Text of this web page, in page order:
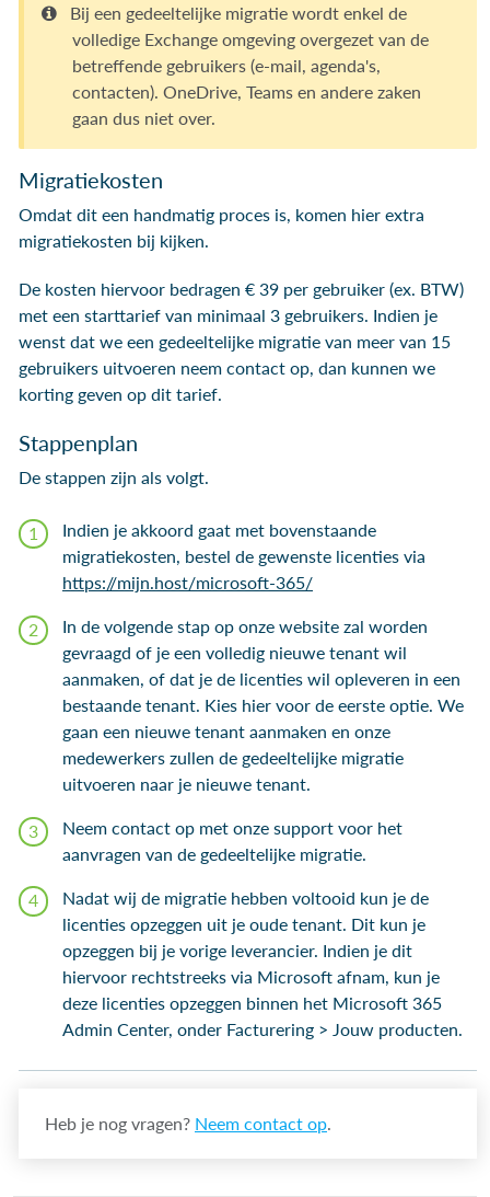
Bij een gedeeltelijke migratie wordt enkel de
volledige Exchange omgeving overgezet van de
betreffende gebruikers (e-mail, agenda's,
contacten). OneDrive, Teams en andere zaken
gaan dus niet over.
Migratiekosten
Omdat dit een handmatig proces is, komen hier extra
migratiekosten bij kijken.
De kosten hiervoor bedragen € 39 per gebruiker (ex. BTW)
met een starttarief van minimaal 3 gebruikers. Indien je
wenst dat we een gedeeltelijke migratie van meer van 15
gebruikers uitvoeren neem contact op, dan kunnen we
korting geven op dit tarief.
Stappenplan
De stappen zijn als volgt.
Indien je akkoord gaat met bovenstaande
migratiekosten, bestel de gewenste licenties via
https://mijn.host/microsoft-365/
In de volgende stap op onze website zal worden
gevraagd of je een volledig nieuwe tenant wil
aanmaken, of dat je de licenties wil opleveren in een
bestaande tenant. Kies hier voor de eerste optie. We
gaan een nieuwe tenant aanmaken en onze
medewerkers zullen de gedeeltelijke migratie
uitvoeren naar je nieuwe tenant.
Neem contact op met onze support voor het
aanvragen van de gedeeltelijke migratie.
Nadat wij de migratie hebben voltooid kun je de
licenties opzeggen uit je oude tenant. Dit kun je
opzeggen bij je vorige leverancier. Indien je dit
hiervoor rechtstreeks via Microsoft afnam, kun je
deze licenties opzeggen binnen het Microsoft 365
Admin Center, onder Facturering > Jouw producten.
Heb je nog vragen? Neem contact op.